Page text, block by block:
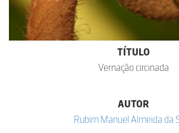
TÍTULO
Vernação circinada
AUTOR
Rubim Manuel Almeida da